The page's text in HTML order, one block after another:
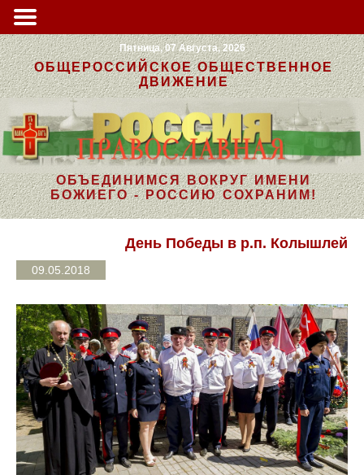
Пятница, 07 Августа, 2026
ОБЩЕРОССИЙСКОЕ ОБЩЕСТВЕННОЕ
ДВИЖЕНИЕ
ОБЪЕДИНИМСЯ ВОКРУГ ИМЕНИ
БОЖИЕГО - РОССИЮ СОХРАНИМ!
День Победы в р.п. Колышлей
09.05.2018